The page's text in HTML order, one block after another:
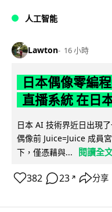
人工智能
Lawton 16 小時
日本偶像零編
直播系統 在日
日本 AI 技術界近日出現
偶像前 Juice=Juice 成員
下，僅憑藉與...
閱讀全
382 23 ↗ 分享